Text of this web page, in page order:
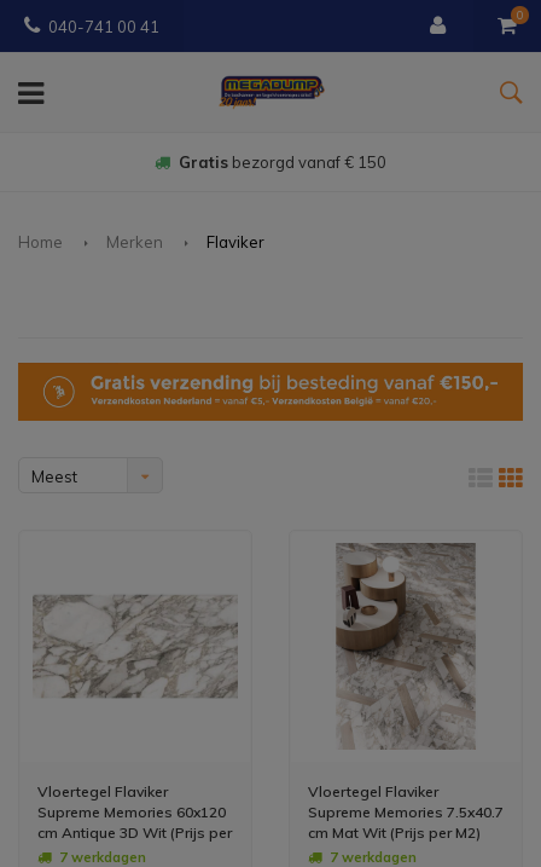
040-741 00 41
0
Gratis bezorgd vanaf € 150
Home Merken Flaviker
Meest
Vloertegel Flaviker
Supreme Memories 60x120
cm Antique 3D Wit (Prijs per
M2)7 werkdagen
Vloertegel Flaviker
Supreme Memories 7.5x40.7
cm Mat Wit (Prijs per M2)
7 werkdagen